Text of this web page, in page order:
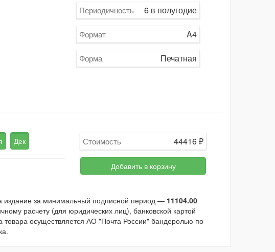
Периодичность 6 в полугодие
Формат A4
Форма Печатная
Дек Стоимость 44416₽
Добавить в корзину
издание за минимальный подписной период — 11104.00
расчету (для юридических лиц), банковской картой
товара осуществляется АО "Почта России" бандеролью по